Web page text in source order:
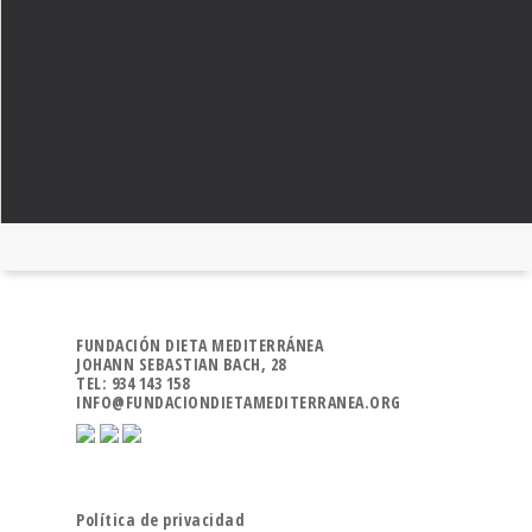
FUNDACIÓN DIETA MEDITERRÁNEA
JOHANN SEBASTIAN BACH, 28
TEL: 934 143 158
INFO@FUNDACIONDIETAMEDITERRANEA.ORG
Política de privacidad